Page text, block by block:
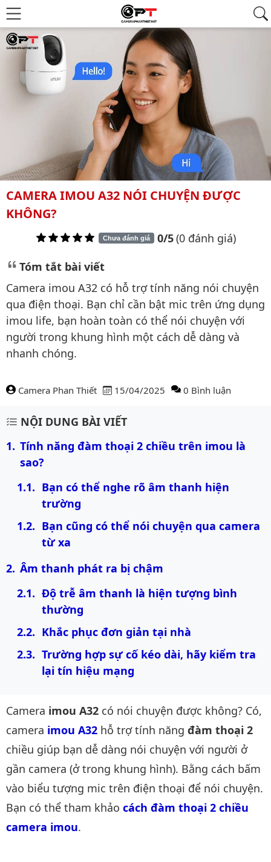
CAMERA IMOU A32 NÓI CHUYỆN ĐƯỢC
KHÔNG?
Chưa đánh giá 0/5(0 đánh giá)
Tóm tắt bài viết
Camera imou A32 có hỗ trợ tính năng nói chuyện
qua điện thoại. Bạn chỉ cần bật mic trên ứng dụng
imou life, bạn hoàn toàn có thể nói chuyện với
người trong khung hình một cách dễ dàng và
nhanh chóng.
Camera Phan Thiết 15/04/2025 0 Bình luận
Nội dung bài viết
NỘI DUNG BÀI VIẾT
Tính năng đàm thoại 2 chiều trên imou là
sao?
Bạn có thể nghe rõ âm thanh hiện
trường
Bạn cũng có thể nói chuyện qua camera
từ xa
Âm thanh phát ra bị chậm
Độ trễ âm thanh là hiện tượng bình
thường
Khắc phục đơn giản tại nhà
Trường hợp sự cố kéo dài, hãy kiểm tra
lại tín hiệu mạng
Camera imou A32 có nói chuyện được không? Có,
camera imou A32 hỗ trợ tính năng đàm thoại 2
chiều giúp bạn dễ dàng nói chuyện với người ở
gần camera (ở trong khung hình). Bằng cách bấm
vào biểu tượng mic trên điện thoại để nói chuyện.
Bạn có thể tham khảo cách đàm thoại 2 chiều
camera imou.